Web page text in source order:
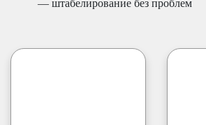
— штабелирование без проблем